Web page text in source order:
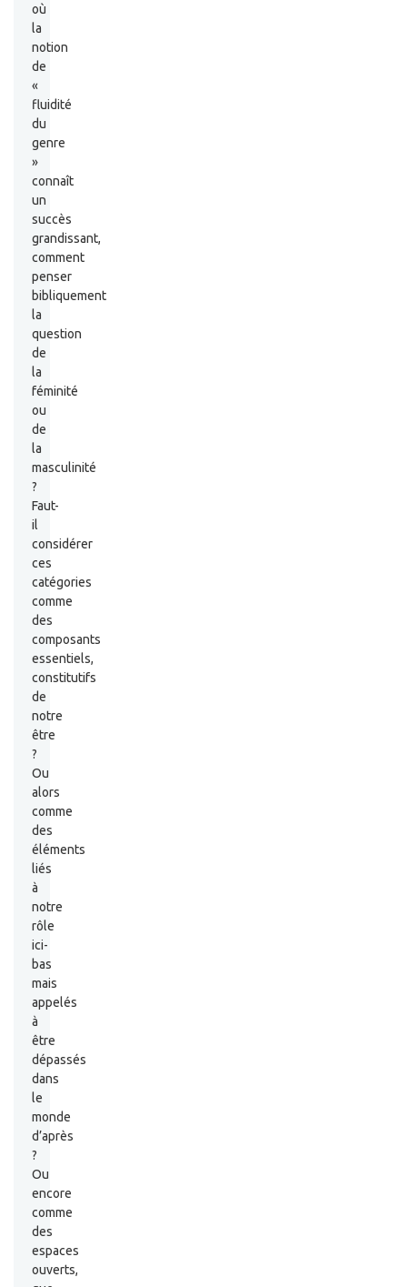
où
la
notion
de
«
fluidité
du
genre
»
connaît
un
succès
grandissant,
comment
penser
bibliquement
la
question
de
la
féminité
ou
de
la
masculinité
?
Faut-
il
considérer
ces
catégories
comme
des
composants
essentiels,
constitutifs
de
notre
être
?
Ou
alors
comme
des
éléments
liés
à
notre
rôle
ici-
bas
mais
appelés
à
être
dépassés
dans
le
monde
d’après
?
Ou
encore
comme
des
espaces
ouverts,